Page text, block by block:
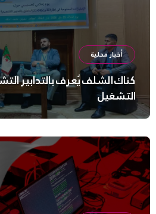
أخبار محلية
كناك الشلف يُعرف بالتدابير
التشغيل